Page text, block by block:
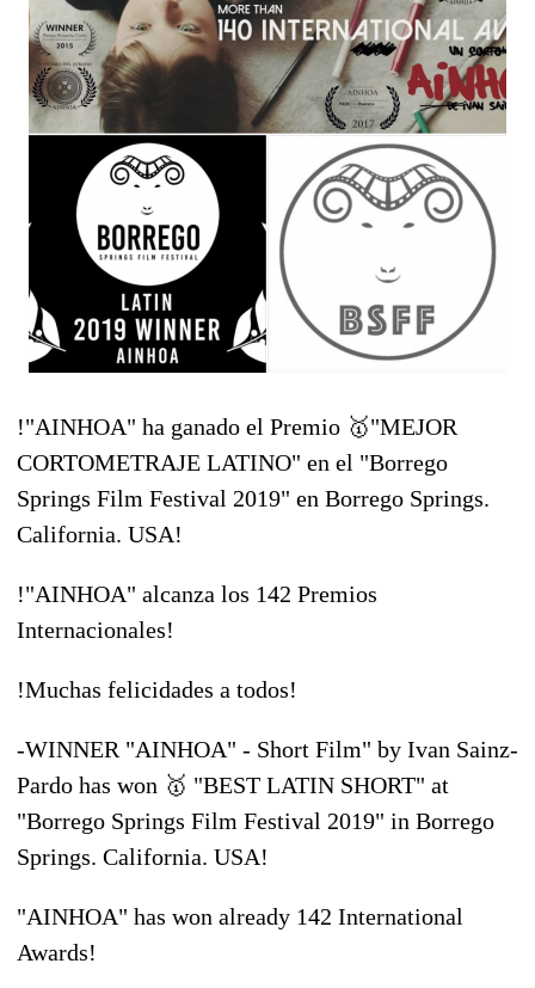
!"AINHOA" ha ganado el Premio 🥇"MEJOR
CORTOMETRAJE LATINO" en el "Borrego
Springs Film Festival 2019" en Borrego Springs.
California. USA!
!"AINHOA" alcanza los 142 Premios
Internacionales!
!Muchas felicidades a todos!
-WINNER "AINHOA" - Short Film" by Ivan Sainz-
Pardo has won 🥇 "BEST LATIN SHORT" at
"Borrego Springs Film Festival 2019" in Borrego
Springs. California. USA!
"AINHOA" has won already 142 International
Awards!